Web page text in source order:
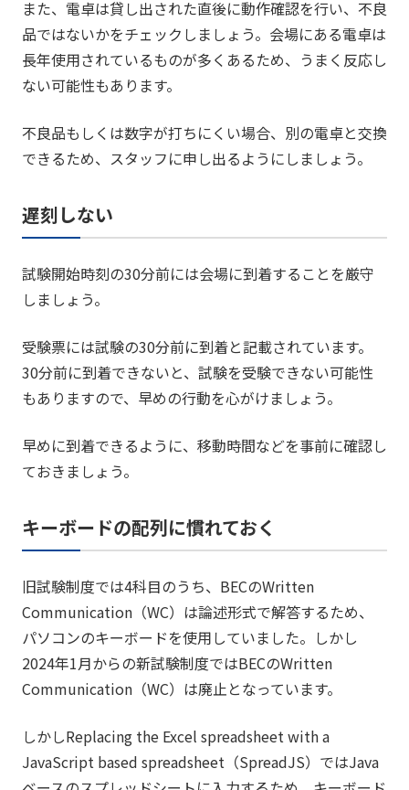
また、電卓は貸し出された直後に動作確認を行い、不良
品ではないかをチェックしましょう。会場にある電卓は
長年使用されているものが多くあるため、うまく反応し
ない可能性もあります。
不良品もしくは数字が打ちにくい場合、別の電卓と交換
できるため、スタッフに申し出るようにしましょう。
遅刻しない
試験開始時刻の30分前には会場に到着することを厳守
しましょう。
受験票には試験の30分前に到着と記載されています。
30分前に到着できないと、試験を受験できない可能性
もありますので、早めの行動を心がけましょう。
早めに到着できるように、移動時間などを事前に確認し
ておきましょう。
キーボードの配列に慣れておく
旧試験制度では4科目のうち、BECのWritten
Communication（WC）は論述形式で解答するため、
パソコンのキーボードを使用していました。しかし
2024年1月からの新試験制度ではBECのWritten
Communication（WC）は廃止となっています。
しかしReplacing the Excel spreadsheet with a
JavaScript based spreadsheet（SpreadJS）ではJava